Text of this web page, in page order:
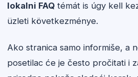
lokalni FAQ témát is úgy kell
üzleti következménye.
Ako stranica samo informiše, a
posetilac će je često pročitati i